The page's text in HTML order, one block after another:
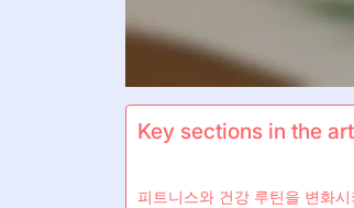
Key sections in the
피트니스와 건강 루틴을 변화